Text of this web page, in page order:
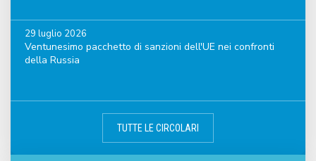
29 luglio 2026
Ventunesimo pacchetto di sanzioni dell'UE nei confronti
della Russia
TUTTE LE CIRCOLARI